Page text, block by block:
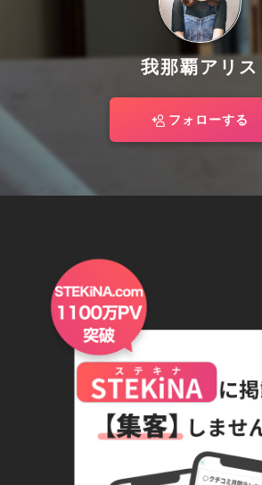
我那覇アリス
フォローする